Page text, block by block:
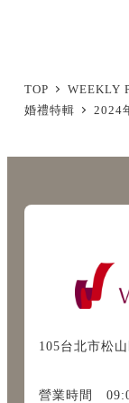
TOP
WEEKLY
婚禮特輯
2024
105台北市松
營業時間